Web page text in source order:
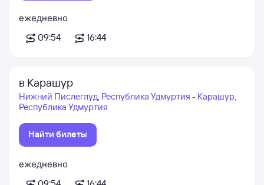
ежедневно
09:54
16:44
в Карашур
Нижний Пислеглуд, Республика Удмуртия - Карашур,
Республика Удмуртия
Найти билеты
ежедневно